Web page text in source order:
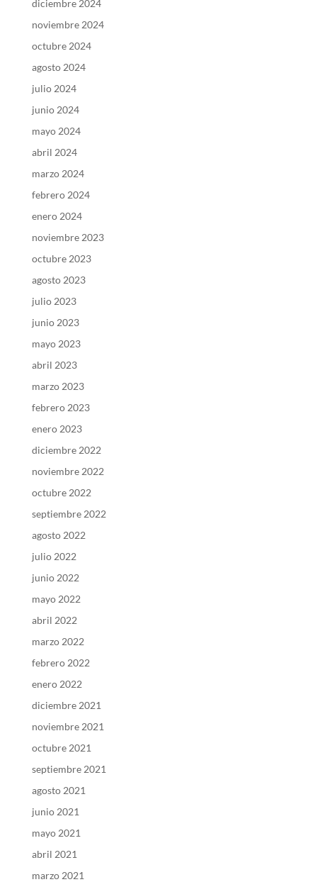
diciembre 2024
noviembre 2024
octubre 2024
agosto 2024
julio 2024
junio 2024
mayo 2024
abril 2024
marzo 2024
febrero 2024
enero 2024
noviembre 2023
octubre 2023
agosto 2023
julio 2023
junio 2023
mayo 2023
abril 2023
marzo 2023
febrero 2023
enero 2023
diciembre 2022
noviembre 2022
octubre 2022
septiembre 2022
agosto 2022
julio 2022
junio 2022
mayo 2022
abril 2022
marzo 2022
febrero 2022
enero 2022
diciembre 2021
noviembre 2021
octubre 2021
septiembre 2021
agosto 2021
junio 2021
mayo 2021
abril 2021
marzo 2021